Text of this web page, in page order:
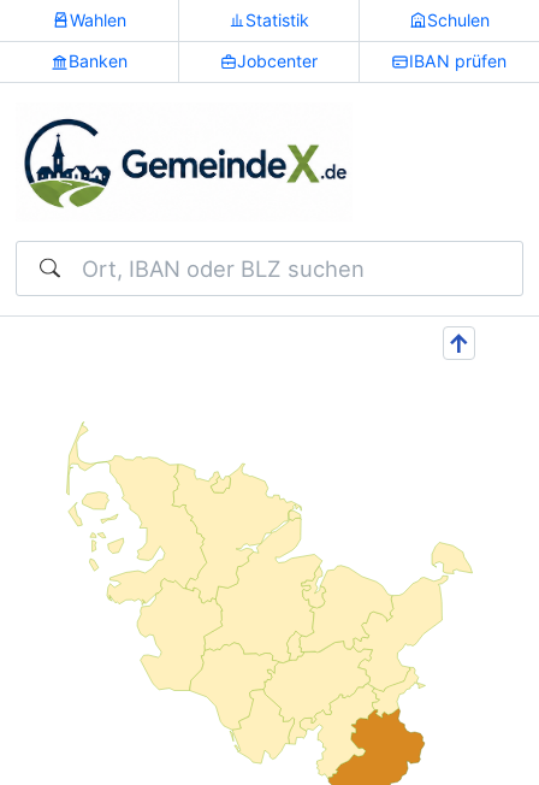
Wahlen Statistik Schulen
Banken Jobcenter IBAN prüfen
Suchen
↑